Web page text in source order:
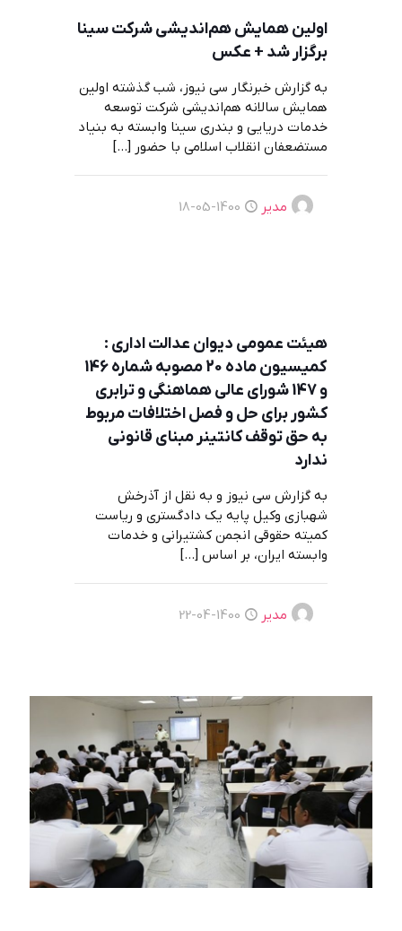
اولین همایش هم‌اندیشی شرکت سینا
برگزار شد + عکس
به گزارش خبرنگار سی نیوز، شب گذشته اولین
همایش سالانه هم‌اندیشی شرکت توسعه
خدمات دریایی و بندری سینا وابسته به بنیاد
مستضعفان انقلاب اسلامی با حضور […]
مدیر 1400-05-18
هیئت عمومی دیوان عدالت اداری :
کمیسیون ماده 20 مصوبه شماره 146
و 147 شورای عالی هماهنگی و ترابری
کشور برای حل و فصل اختلافات مربوط
به حق توقف کانتینر مبنای قانونی
ندارد
به گزارش سی نیوز و به نقل از آذرخش
شهبازی وکیل پایه یک دادگستری و ریاست
کمیته حقوقی انجمن کشتیرانی و خدمات
وابسته ایران، بر اساس […]
مدیر 1400-04-22